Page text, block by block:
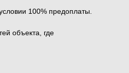
100% предоплаты.
объекта, где